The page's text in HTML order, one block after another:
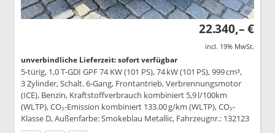
22.340,– €
incl. 19% MwSt.
unverbindliche Lieferzeit: sofort verfügbar
5-türig, 1,0 T-GDI GPF 74 KW (101 PS), 74 kW (101 PS), 999 cm³,
3 Zylinder, Schalt. 6-Gang, Frontantrieb, Verbrennungsmotor
(ICE), Benzin, Kraftstoffverbrauch kombiniert 5,9 l/100km
(WLTP), CO₂-Emission kombiniert 133.00 g/km (WLTP), CO₂-
Klasse D, Außenfarbe: Smokeblau Metallic, Fahrzeugnr.: 132123